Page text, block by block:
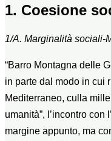
1. Coesione
1/A. Marginalità sociali-
“Barro Montagna delle
in parte dal modo in cui
Mediterraneo, culla
umanità”, l’incontro
margine appunto, ma